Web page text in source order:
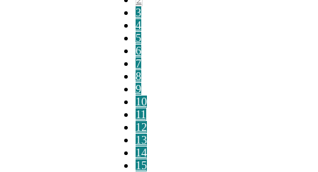
3
4
5
6
7
8
9
10
11
12
13
14
15